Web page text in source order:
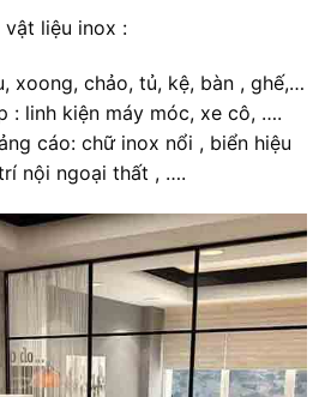
liệu inox :
xoong, chảo, tủ, kệ, bàn , ghế,…
: linh kiện máy móc, xe cô, ….
cáo: chữ inox nổi , biển hiệu
nội ngoại thất , ….